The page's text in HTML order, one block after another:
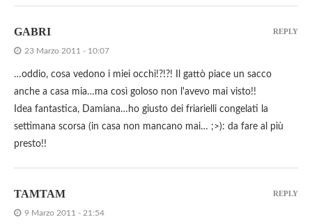
GABRI
23 Marzo 2011 - 10:07
…oddio, cosa vedono i miei occhi!?!?! Il gattò piace un sacco
anche a casa mia…ma così goloso non l'avevo mai visto!!
Idea fantastica, Damiana…ho giusto dei friarielli congelati la
settimana scorsa (in casa non mancano mai… ;>): da fare al più
presto!!
REPLY
TAMTAM
9 Marzo 2011 - 21:54
REPLY